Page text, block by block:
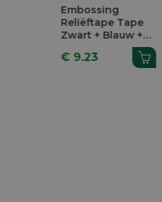
Embossing
Reliëftape Tape
Zwart + Blauw +
€ 9.23